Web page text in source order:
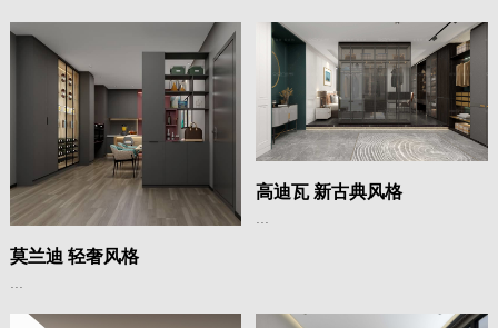
莫兰迪 轻奢风格
高迪瓦 新古典风格